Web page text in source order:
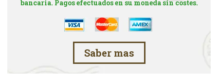
bancaria. Pagos efectuados en su moneda sin costes.
Saber mas